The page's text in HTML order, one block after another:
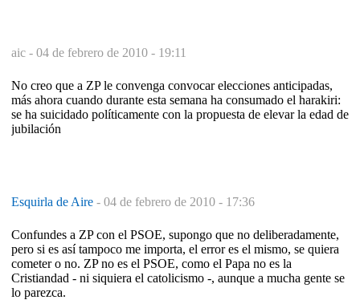
aic - 04 de febrero de 2010 - 19:11
No creo que a ZP le convenga convocar elecciones anticipadas,
más ahora cuando durante esta semana ha consumado el harakiri:
se ha suicidado políticamente con la propuesta de elevar la edad de
jubilación
Esquirla de Aire - 04 de febrero de 2010 - 17:36
Confundes a ZP con el PSOE, supongo que no deliberadamente,
pero si es así tampoco me importa, el error es el mismo, se quiera
cometer o no. ZP no es el PSOE, como el Papa no es la
Cristiandad - ni siquiera el catolicismo -, aunque a mucha gente se
lo parezca.